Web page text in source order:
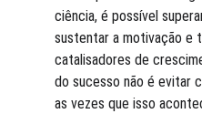
ciência, é possível
sustentar a motivação e
catalisadores de
do sucesso não é evitar
as vezes que isso